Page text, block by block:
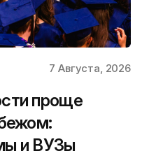
7 Августа, 2026
проще
и ВУЗы